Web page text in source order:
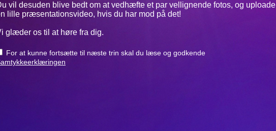
vil desuden blive bedt om at vedhæfte et par vellignende fotos, og uploade
lille præsentationsvideo, hvis du har mod på det!
glæder os til at høre fra dig.
For at kunne fortsætte til næste trin skal du læse og godkende